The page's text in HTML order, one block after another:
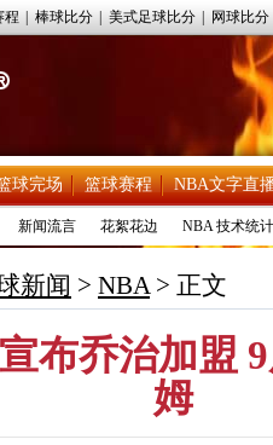
程 棒球比分 美式足球比分 网球比分
球完场 篮球赛程 NBA文字直
新闻流言 花絮花边 NBA 技术统计
新闻 > NBA> 正文
布乔治加盟
姆